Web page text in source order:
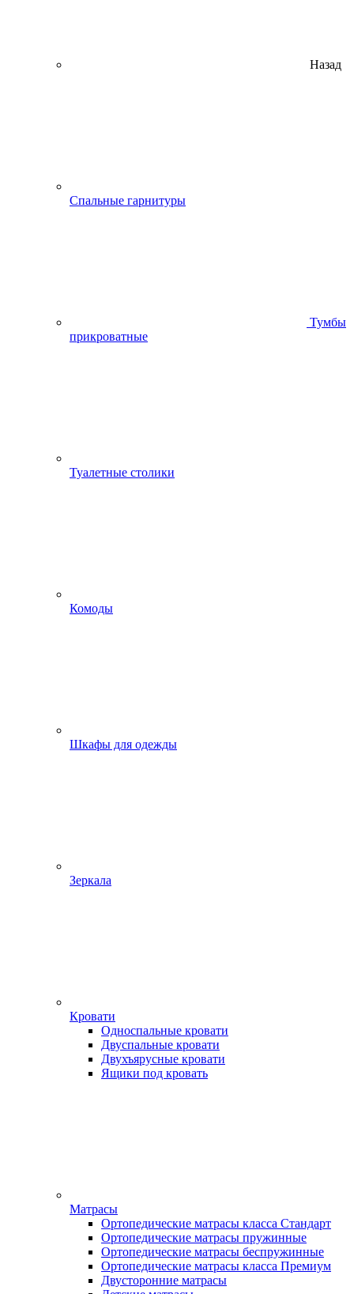
Назад
Спальные гарнитуры
Тумбы
прикроватные
Туалетные столики
Комоды
Шкафы для одежды
Зеркала
Кровати
Односпальные кровати
Двуспальные кровати
Двухъярусные кровати
Ящики под кровать
Матрасы
Ортопедические матрасы класса Стандарт
Ортопедические матрасы пружинные
Ортопедические матрасы беспружинные
Ортопедические матрасы класса Премиум
Двусторонние матрасы